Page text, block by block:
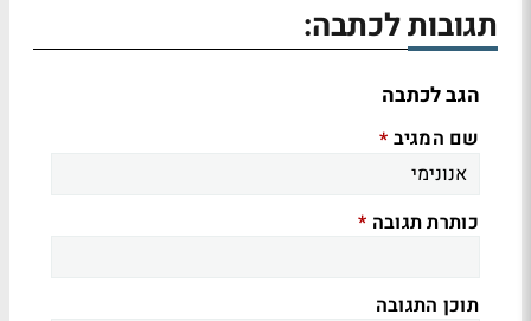
תגובות לכתבה:
הגב לכתבה
שם המגיב *
כותרת תגובה *
תוכן התגובה